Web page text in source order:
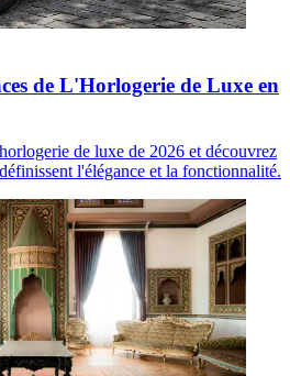
de L'Horlogerie de Luxe en
de luxe de 2026 et découvrez
l'élégance et la fonctionnalité.